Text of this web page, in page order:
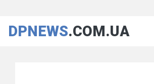
DPNEWS.COM.UA